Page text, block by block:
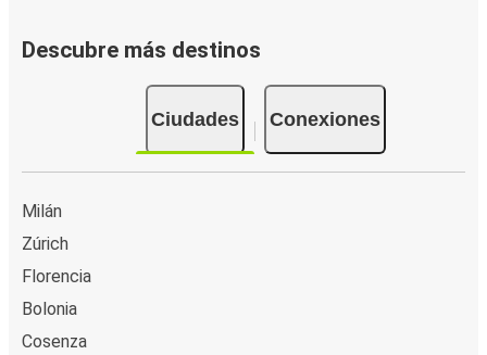
Descubre más destinos
Ciudades Conexiones
Milán
Zúrich
Florencia
Bolonia
Cosenza